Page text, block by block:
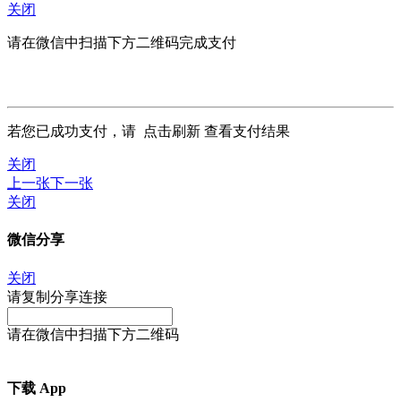
关闭
请在微信中扫描下方二维码完成支付
若您已成功支付，请 点击刷新 查看支付结果
关闭
上一张下一张
关闭
微信分享
关闭
请复制分享连接
请在微信中扫描下方二维码
下载 App